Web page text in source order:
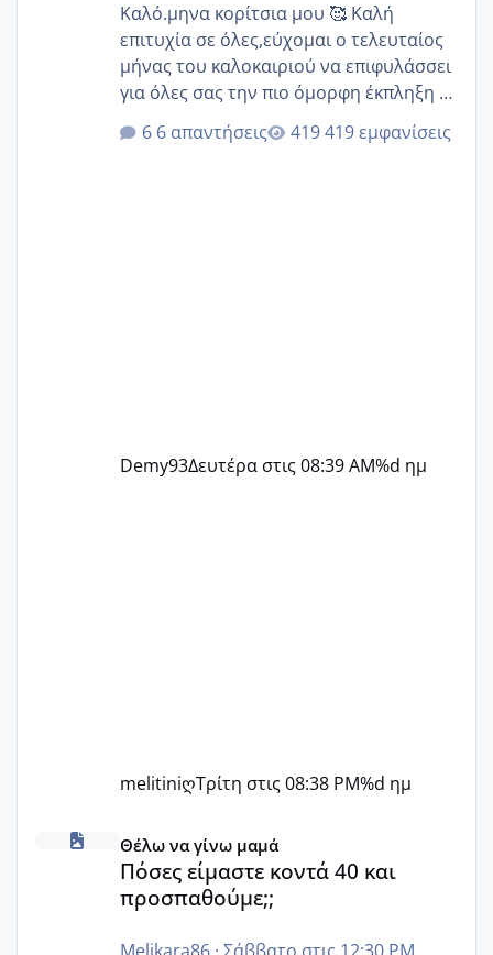
Καλό.μηνα κορίτσια μου 🥰 Καλή
επιτυχία σε όλες,εύχομαι ο τελευταίος
μήνας του καλοκαιριού να επιφυλάσσει
για όλες σας την πιο όμορφη έκπληξη 🧿
@Elk @Melikara86 @Παρασκευαιδου
@Zenia z @melitiniღ @Christi.D.
6 απαντήσεις 419 εμφανίσεις
Demy93Δευτέρα στις 08:39 AM%d ημ
melitiniღΤρίτη στις 08:38 PM%d ημ
Πόσες είμαστε κοντά 40 και προσπαθούμε;;
Θέλω να γίνω μαμά
Πόσες είμαστε κοντά 40 και
προσπαθούμε;;